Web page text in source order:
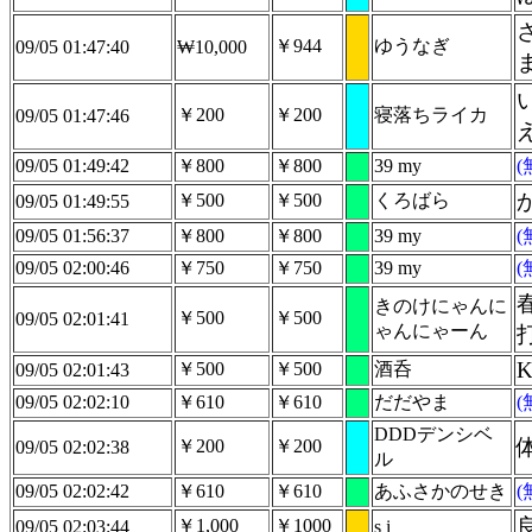
09/05 01:47:40 ₩10,000 ￥944 ゆうなぎ
09/05 01:47:46 ￥200 ￥200 寝落ちライカ
09/05 01:49:42 ￥800 ￥800 39 my
(
09/05 01:49:55
￥500 ￥500 くろばら
09/05 01:56:37 ￥800 ￥800 39 my
(
09/05 02:00:46
￥750 ￥750 39 my (
09/05 02:01:41 ￥500 ￥500
きのけにゃんに
ゃんにゃーん
09/05 02:01:43 ￥500 ￥500 酒呑
09/05 02:02:10 ￥610 ￥610 だだやま (
09/05 02:02:38 ￥200 ￥200
DDDデンシベ
ル
09/05 02:02:42 ￥610 ￥610 あふさかのせき
(
09/05 02:03:44
￥1,000 ￥1000 s i